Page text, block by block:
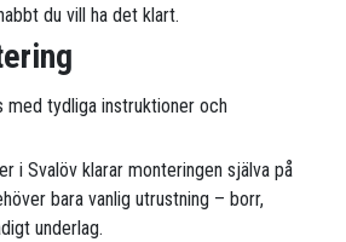
du vill ha det klart.
med tydliga instruktioner och
i Svalöv klarar monteringen själva på
bara vanlig utrustning – borr,
underlag.